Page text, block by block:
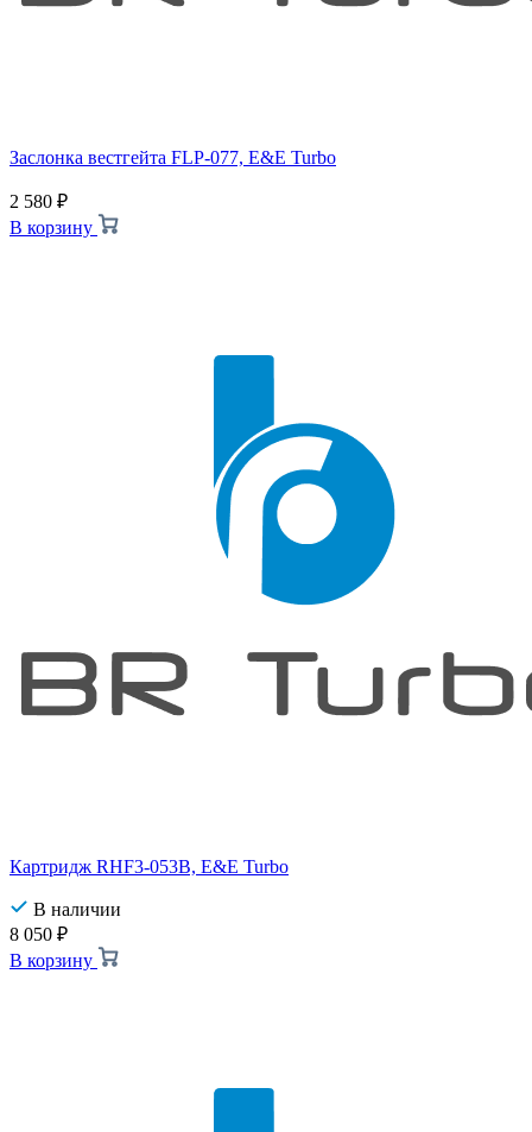
Заслонка вестгейта FLP-077, E&E Turbo
2 580 ₽
В корзину
Картридж RHF3-053B, E&E Turbo
В наличии
8 050 ₽
В корзину